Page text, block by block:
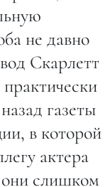
не давно
Скарлетт
газеты
в которой
актера
слишком